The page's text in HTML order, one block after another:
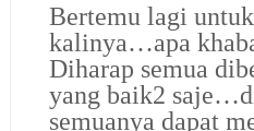
Bertemu lagi
kalinya…apa
Diharap semua
yang baik2
semuanya dapat